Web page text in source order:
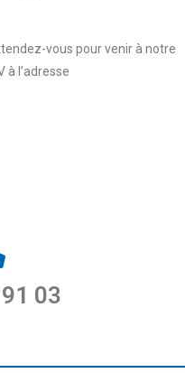
vous pour venir à notre
à l’adresse
03